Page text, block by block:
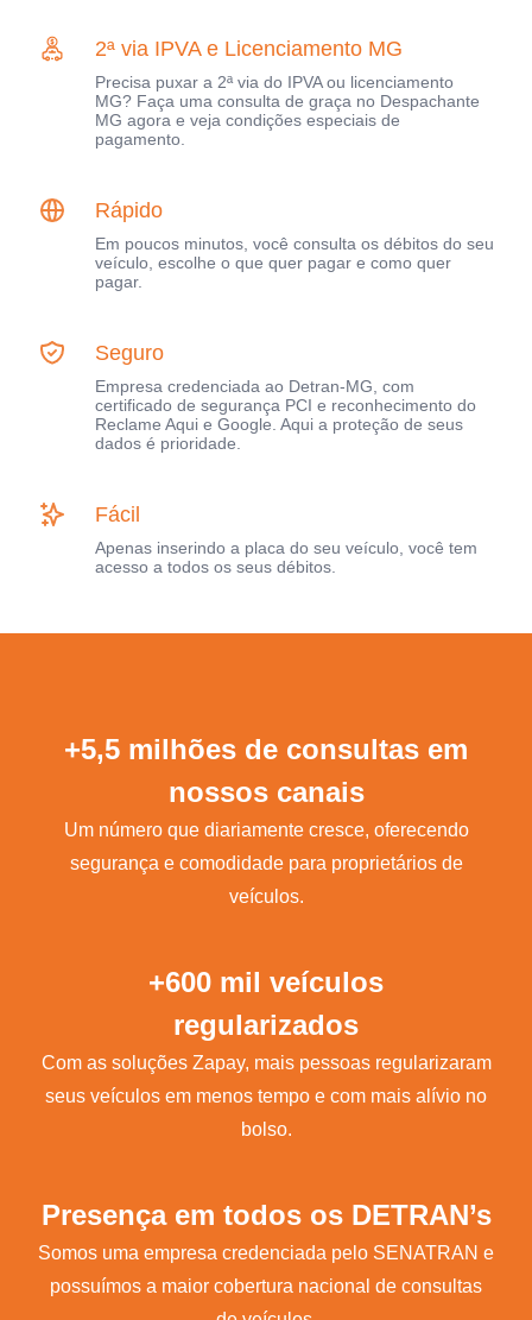
2ª via IPVA e Licenciamento MG
Precisa puxar a 2ª via do IPVA ou licenciamento
MG? Faça uma consulta de graça no Despachante
MG agora e veja condições especiais de
pagamento.
Rápido
Em poucos minutos, você consulta os débitos do seu
veículo, escolhe o que quer pagar e como quer
pagar.
Seguro
Empresa credenciada ao Detran-MG, com
certificado de segurança PCI e reconhecimento do
Reclame Aqui e Google. Aqui a proteção de seus
dados é prioridade.
Fácil
Apenas inserindo a placa do seu veículo, você tem
acesso a todos os seus débitos.
+5,5 milhões de consultas em
nossos canais
Um número que diariamente cresce, oferecendo
segurança e comodidade para proprietários de
veículos.
+600 mil veículos
regularizados
Com as soluções Zapay, mais pessoas regularizaram
seus veículos em menos tempo e com mais alívio no
bolso.
Presença em todos os DETRAN’s
Somos uma empresa credenciada pelo SENATRAN e
possuímos a maior cobertura nacional de consultas